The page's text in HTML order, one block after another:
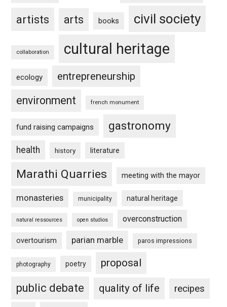
artists arts books civil society
collaboration cultural heritage
ecology entrepreneurship
environment french monument
fund raising campaigns gastronomy
health history literature
Marathi Quarries meeting with the mayor
monasteries municipality natural heritage
natural ressources open studios overconstruction
overtourism parian marble paros impressions
photography poetry proposal
public debate quality of life recipes